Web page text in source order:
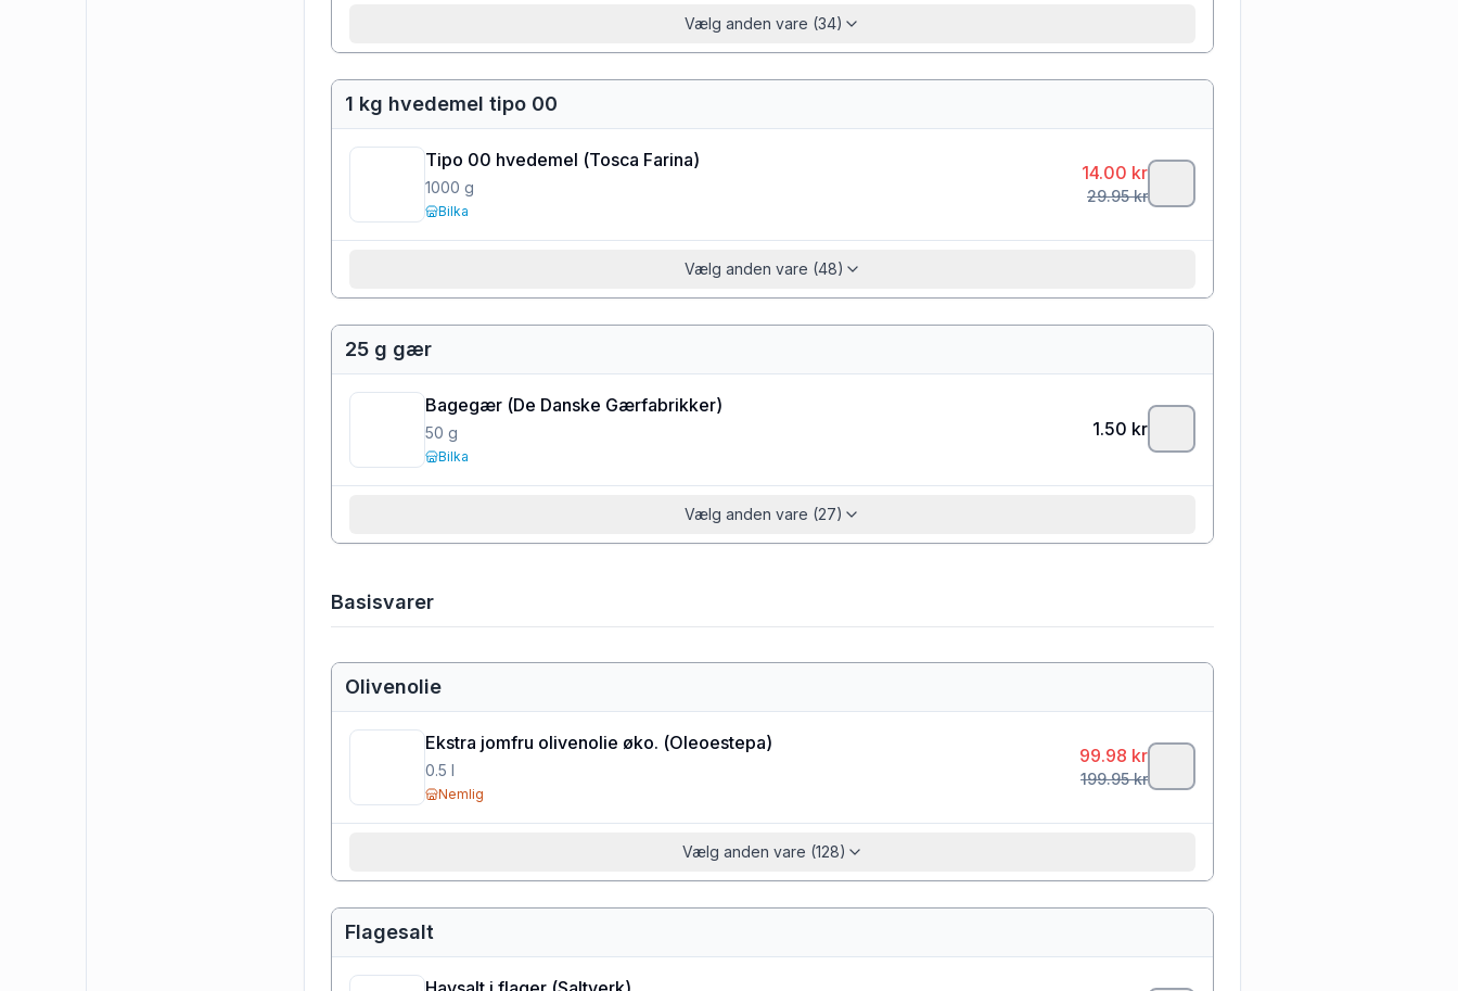
Vælg anden vare (34)
1 kg hvedemel tipo 00
Tipo 00 hvedemel (Tosca Farina)
1000 g
Bilka
14.00 kr
29.95kr
Vælg anden vare (48)
25 g gær
Bagegær (De Danske Gærfabrikker)
50 g
Bilka
1.50 kr
Vælg anden vare (27)
Basisvarer
Olivenolie
Ekstra jomfru olivenolie øko. (Oleoestepa)
0.5 l
Nemlig
99.98 kr
199.95kr
Vælg anden vare (128)
Flagesalt